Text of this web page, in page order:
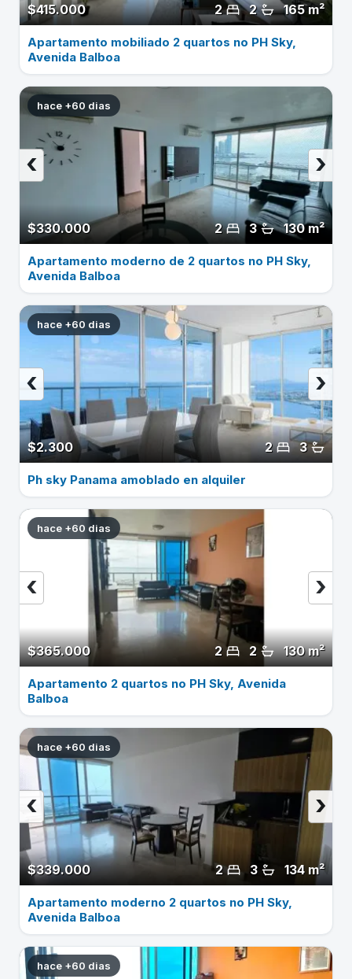
$415.000 165 m²
2
2
Apartamento mobiliado 2 quartos no PH Sky,
Avenida Balboa
hace +60 dias
$330.000 130 m²
3
2
›
‹
Apartamento moderno de 2 quartos no PH Sky,
Avenida Balboa
hace +60 dias
$2.300 3
2
›
‹
Ph sky Panama amoblado en alquiler
hace +60 dias
$365.000 130 m²
2
2
›
‹
Apartamento 2 quartos no PH Sky, Avenida
Balboa
hace +60 dias
$339.000 134 m²
3
2
›
‹
Apartamento moderno 2 quartos no PH Sky,
Avenida Balboa
hace +60 dias